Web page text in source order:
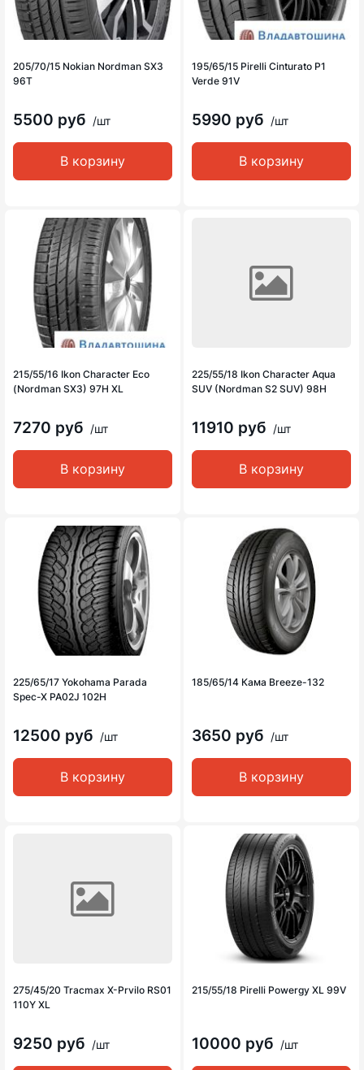
205/70/15 Nokian Nordman SX3
96T
5500 руб /шт
В корзину
195/65/15 Pirelli Cinturato P1
Verde 91V
5990 руб /шт
В корзину
215/55/16 Ikon Character Eco
(Nordman SX3) 97H XL
7270 руб /шт
В корзину
225/55/18 Ikon Character Aqua
SUV (Nordman S2 SUV) 98H
11910 руб /шт
В корзину
225/65/17 Yokohama Parada
Spec-X PA02J 102H
12500 руб /шт
В корзину
185/65/14 Кама Breeze-132
3650 руб /шт
В корзину
275/45/20 Tracmax X-Prvilo RS01
110Y XL
9250 руб /шт
215/55/18 Pirelli Powergy XL 99V
10000 руб /шт